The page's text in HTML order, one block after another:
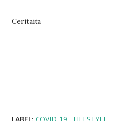
Ceritaita
LABEL: COVID-19 LIFESTYLE